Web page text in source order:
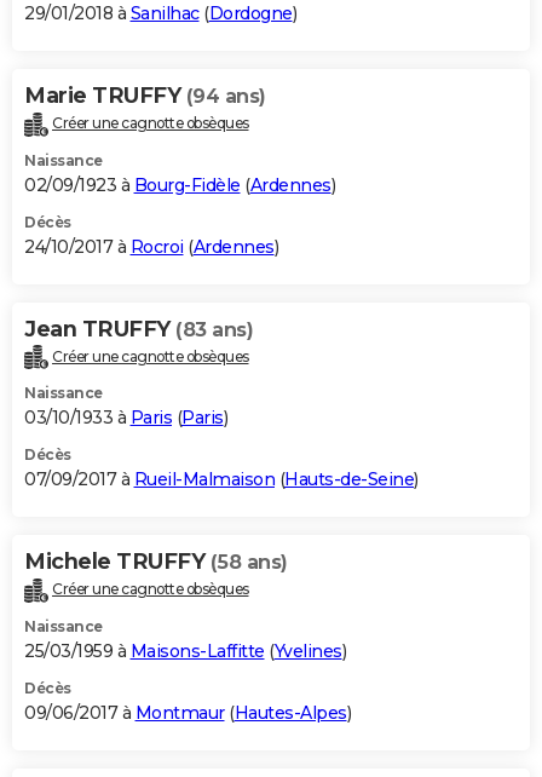
29/01/2018 à Sanilhac(Dordogne)
Marie TRUFFY (94 ans)
Créer une cagnotte obsèques
Naissance
02/09/1923 à Bourg-Fidèle (Ardennes)
Décès
24/10/2017 à Rocroi (Ardennes)
Jean TRUFFY (83 ans)
Créer une cagnotte obsèques
Naissance
03/10/1933 à Paris (Paris)
Décès
07/09/2017 à Rueil-Malmaison (Hauts-de-Seine)
Michele TRUFFY (58 ans)
Créer une cagnotte obsèques
Naissance
25/03/1959 à Maisons-Laffitte (Yvelines)
Décès
09/06/2017 à Montmaur(Hautes-Alpes)